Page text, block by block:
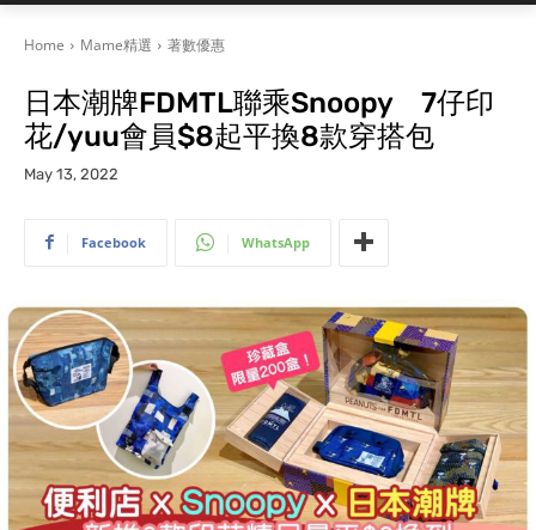
Home Mame精選 著數優惠
日本潮牌FDMTL聯乘Snoopy 7仔印
花/yuu會員$8起平換8款穿搭包
May 13, 2022
Facebook WhatsApp